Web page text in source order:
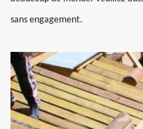
sans engagement.